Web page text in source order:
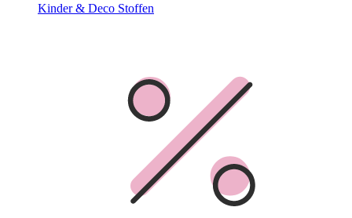
Kinder & Deco Stoffen